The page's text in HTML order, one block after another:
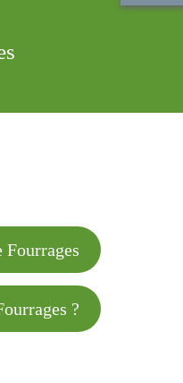
des
?